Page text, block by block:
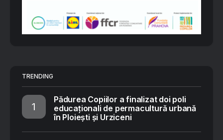
TRENDING
Pădurea Copiilor a finalizat doi poli
educaționali de permacultură urbană
în Ploiești și Urziceni